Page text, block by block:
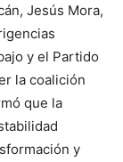
Jesús Mora,
y el Partido
la coalición
que la
y